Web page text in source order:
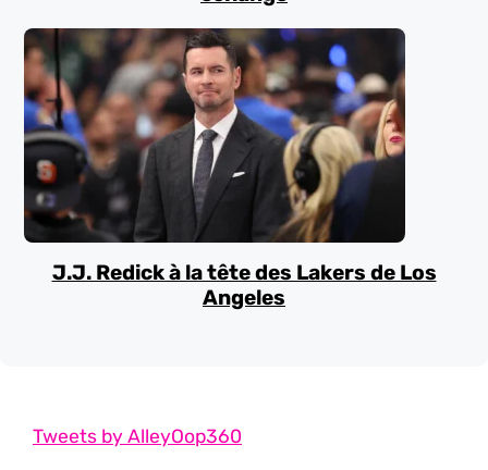
J.J. Redick à la tête des Lakers de Los
Angeles
Tweets by AlleyOop360